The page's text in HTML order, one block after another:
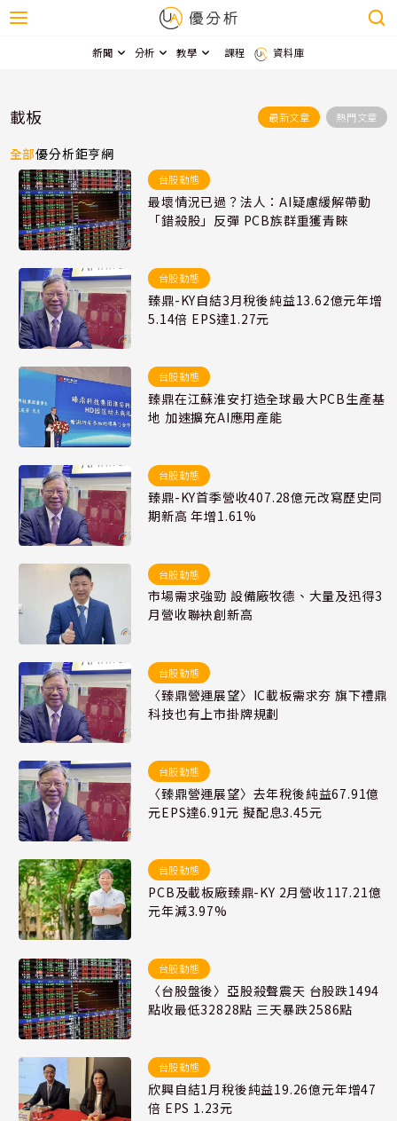
新聞 分析 教學 課程 資料庫
載板 最新文章 熱門文章
全部優分析鉅亨網
台股動態
最壞情況已過？法人：AI疑慮緩解帶動
「錯殺股」反彈 PCB族群重獲青睞
台股動態
臻鼎-KY自結3月稅後純益13.62億元年增
5.14倍 EPS達1.27元
台股動態
臻鼎在江蘇淮安打造全球最大PCB生產基
地 加速擴充AI應用產能
台股動態
臻鼎-KY首季營收407.28億元改寫歷史同
期新高 年增1.61%
台股動態
市場需求強勁 設備廠牧德、大量及迅得3
月營收聯袂創新高
台股動態
〈臻鼎營運展望〉IC載板需求夯 旗下禮鼎
科技也有上市掛牌規劃
台股動態
〈臻鼎營運展望〉去年稅後純益67.91億
元EPS達6.91元 擬配息3.45元
台股動態
PCB及載板廠臻鼎-KY 2月營收117.21億
元年減3.97%
台股動態
〈台股盤後〉亞股殺聲震天 台股跌1494
點收最低32828點 三天暴跌2586點
台股動態
欣興自結1月稅後純益19.26億元年增47
倍 EPS 1.23元